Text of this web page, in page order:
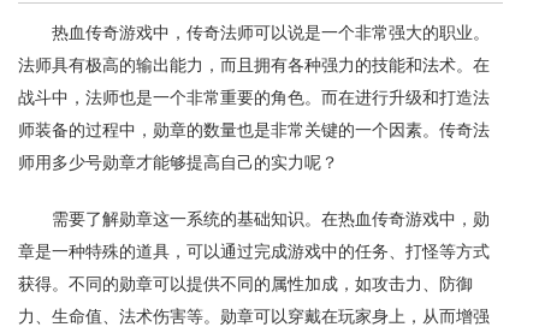
热血传奇游戏中，传奇法师可以说是一个非常强大的职业。
法师具有极高的输出能力，而且拥有各种强力的技能和法术。在
战斗中，法师也是一个非常重要的角色。而在进行升级和打造法
师装备的过程中，勋章的数量也是非常关键的一个因素。传奇法
师用多少号勋章才能够提高自己的实力呢？
需要了解勋章这一系统的基础知识。在热血传奇游戏中，勋
章是一种特殊的道具，可以通过完成游戏中的任务、打怪等方式
获得。不同的勋章可以提供不同的属性加成，如攻击力、防御
力、生命值、法术伤害等。勋章可以穿戴在玩家身上，从而增强